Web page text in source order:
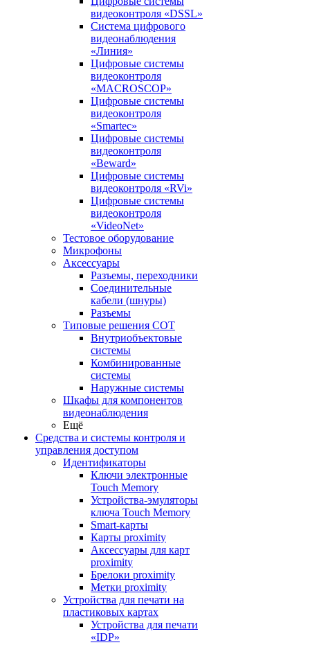
видеоконтроля «DSSL»
Система цифрового
видеонаблюдения
«Линия»
Цифровые системы
видеоконтроля
«MACROSCOP»
Цифровые системы
видеоконтроля
«Smartec»
Цифровые системы
видеоконтроля
«Beward»
Цифровые системы
видеоконтроля «RVi»
Цифровые системы
видеоконтроля
«VideoNet»
Тестовое оборудование
Микрофоны
Аксессуары
Разъемы, переходники
Соединительные
кабели (шнуры)
Разъемы
Типовые решения СОТ
Внутриобъектовые
системы
Комбинированные
системы
Наружные системы
Шкафы для компонентов
видеонаблюдения
Ещё
Средства и системы контроля и
управления доступом
Идентификаторы
Ключи электронные
Touch Memory
Устройства-эмуляторы
ключа Touch Memory
Smart-карты
Карты proximity
Аксессуары для карт
proximitу
Брелоки proximity
Метки proximity
Устройства для печати на
пластиковых картах
Устройства для печати
«IDP»